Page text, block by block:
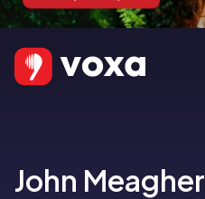
John Meagher